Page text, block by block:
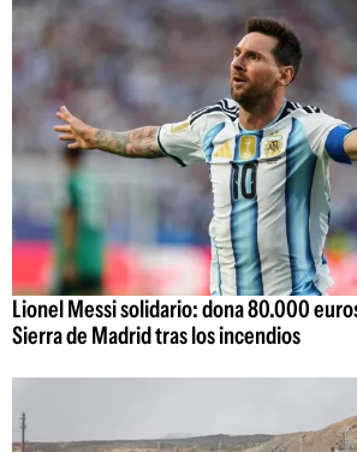
Lionel Messi solidario: dona 80.000
Sierra de Madrid tras los incendios